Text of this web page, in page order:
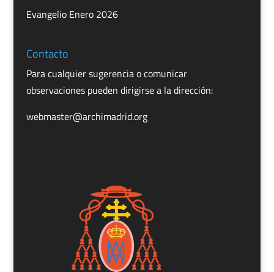
Evangelio Enero 2026
Contacto
Para cualquier sugerencia o comunicar
observaciones pueden dirigirse a la dirección:
webmaster@archimadrid.org